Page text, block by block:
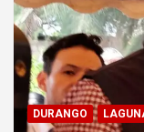
DURANGO